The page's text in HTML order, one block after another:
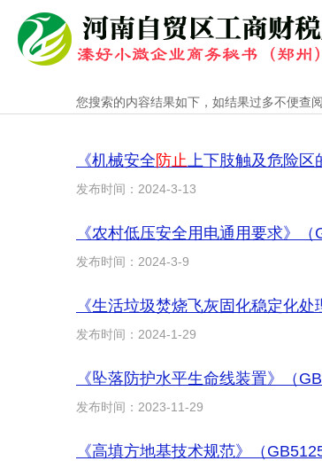
您搜索的内容结果如下，如结果过多不便查
《机械安全 防止上下肢触及危险区的
发布时间：2024-3-13
《农村低压安全用电通用要求》
发布时间：2024-3-9
发布时间：2024-1-29
《坠落防护水平生命线装置》（
发布时间：2023-11-29
《高填方地基技术规范》（